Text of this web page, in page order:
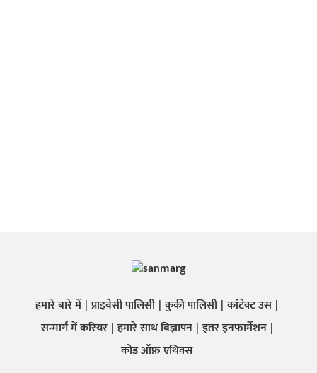
हमारे बारे में प्राइवेसी पालिसी कुकी पालिसी कांटेक्ट उस
सन्मार्ग में करियर हमारे साथ बिज्ञापन इतर इनफार्मेशन
कोड ऑफ़ एथिक्स